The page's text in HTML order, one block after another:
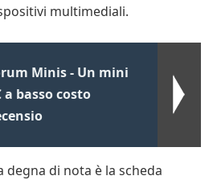
multimediali.
Minis - Un mini
a basso costo
degna di nota è la scheda